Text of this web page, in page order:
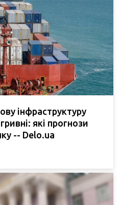
інфраструктуру
які прогнози
-- Delo.ua